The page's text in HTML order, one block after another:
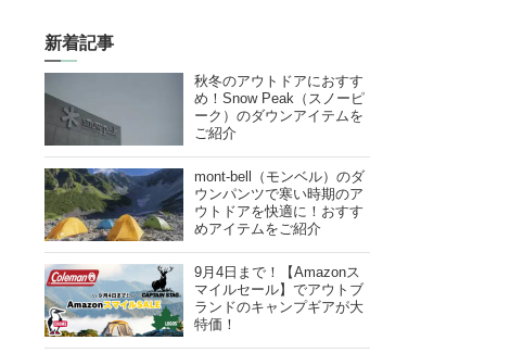
新着記事
秋冬のアウトドアにおすす
め！Snow Peak（スノーピ
ーク）のダウンアイテムを
ご紹介
mont-bell（モンベル）のダ
ウンパンツで寒い時期のア
ウトドアを快適に！おすす
めアイテムをご紹介
9月4日まで！【Amazonス
マイルセール】でアウトブ
ランドのキャンプギアが大
特価！